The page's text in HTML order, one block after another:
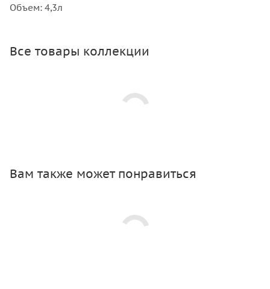
Объем: 4,3л
Все товары коллекции
Вам также может понравиться